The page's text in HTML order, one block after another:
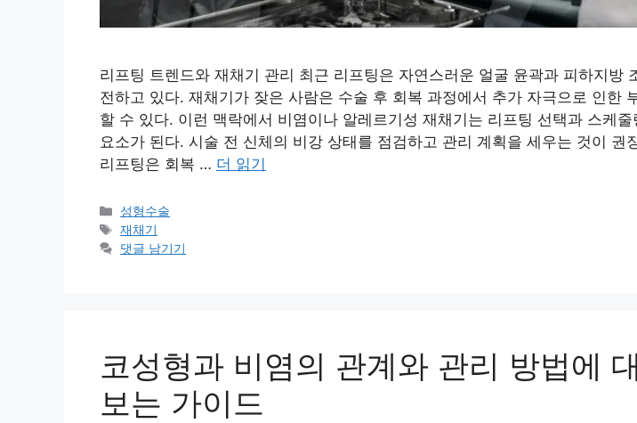
리프팅 트렌드와 재채기 관리 최근 리프팅은 자연스러운 얼굴 윤곽과 피하지방
전하고 있다. 재채기가 잦은 사람은 수술 후 회복 과정에서 추가 자극으로 인한
할 수 있다. 이런 맥락에서 비염이나 알레르기성 재채기는 리프팅 선택과 스케줄
요소가 된다. 시술 전 신체의 비강 상태를 점검하고 관리 계획을 세우는 것이 권
리프팅은 회복 … 더 읽기
카
테
고
성형수술
태
그
재채기
댓글 남기기
코성형과 비염의 관계와 관리 방법에
보는 가이드